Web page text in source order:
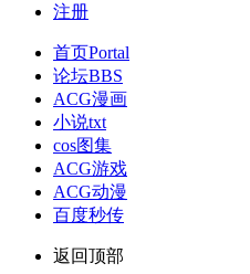
注册
首页Portal
论坛BBS
ACG漫画
小说txt
cos图集
ACG游戏
ACG动漫
百度秒传
返回顶部